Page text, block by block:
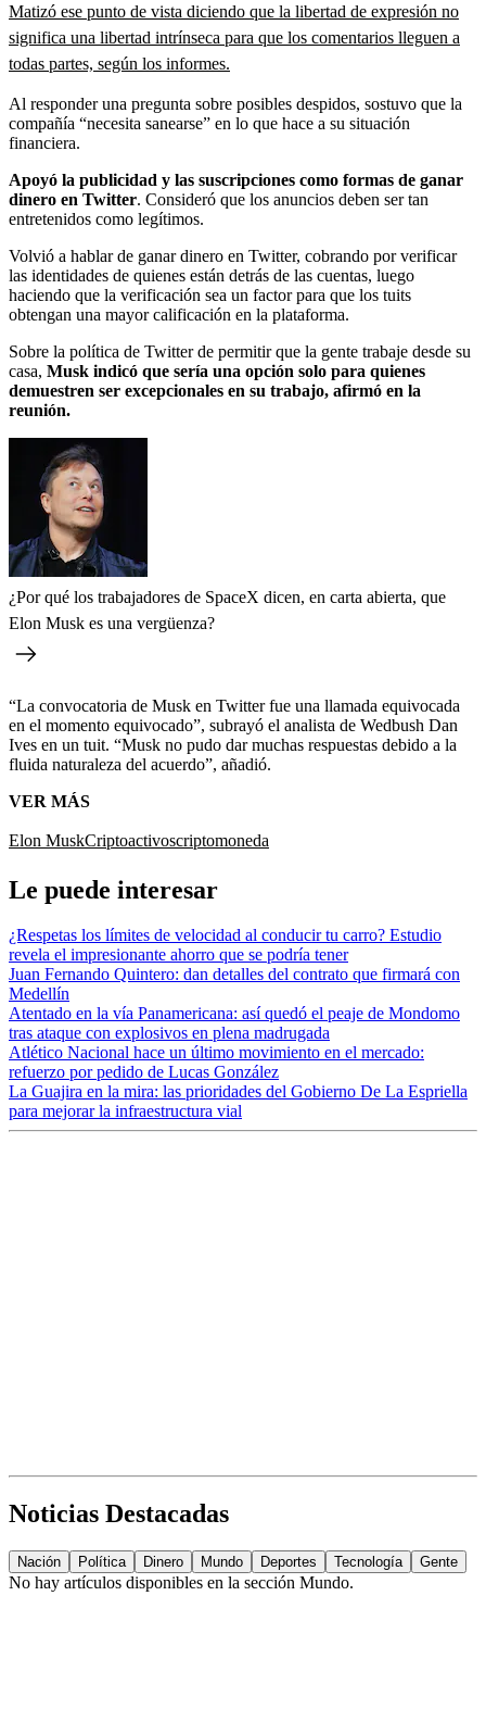
Matizó ese punto de vista diciendo que la libertad de expresión no
significa una libertad intrínseca para que los comentarios lleguen a
todas partes, según los informes.
Al responder una pregunta sobre posibles despidos, sostuvo que la
compañía “necesita sanearse” en lo que hace a su situación
financiera.
Apoyó la publicidad y las suscripciones como formas de ganar
dinero en Twitter. Consideró que los anuncios deben ser tan
entretenidos como legítimos.
Volvió a hablar de ganar dinero en Twitter, cobrando por verificar
las identidades de quienes están detrás de las cuentas, luego
haciendo que la verificación sea un factor para que los tuits
obtengan una mayor calificación en la plataforma.
Sobre la política de Twitter de permitir que la gente trabaje desde su
casa, Musk indicó que sería una opción solo para quienes
demuestren ser excepcionales en su trabajo, afirmó en la
reunión.
¿Por qué los trabajadores de SpaceX dicen, en carta abierta, que
Elon Musk es una vergüenza?
“La convocatoria de Musk en Twitter fue una llamada equivocada
en el momento equivocado”, subrayó el analista de Wedbush Dan
Ives en un tuit. “Musk no pudo dar muchas respuestas debido a la
fluida naturaleza del acuerdo”, añadió.
VER MÁS
Elon MuskCriptoactivoscriptomoneda
Le puede interesar
¿Respetas los límites de velocidad al conducir tu carro? Estudio
revela el impresionante ahorro que se podría tener
Juan Fernando Quintero: dan detalles del contrato que firmará con
Medellín
Atentado en la vía Panamericana: así quedó el peaje de Mondomo
tras ataque con explosivos en plena madrugada
Atlético Nacional hace un último movimiento en el mercado:
refuerzo por pedido de Lucas González
La Guajira en la mira: las prioridades del Gobierno De La Espriella
para mejorar la infraestructura vial
Noticias Destacadas
Nación Política Dinero Mundo Deportes Tecnología Gente
No hay artículos disponibles en la sección Mundo.